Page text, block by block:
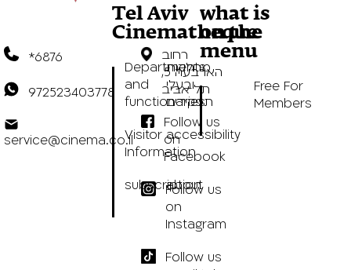
*6876
972523403778
service@cinema.co.il
רחוב
הארבעה 5,
תל אביב
Follow us
on
Facebook
Follow us
on
Instagram
Follow us
Tel Aviv
Cinematheque
Departments
and
functionaries
מחלקות
ובעלי
תפקידים
Visitor
Information
accessibility
subscription
about
what is
on the
menu
Free For
Members